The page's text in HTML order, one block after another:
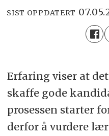
SIST OPPDATERT
Erfaring viser at
skaffe gode
prosessen starter
derfor å vurdere